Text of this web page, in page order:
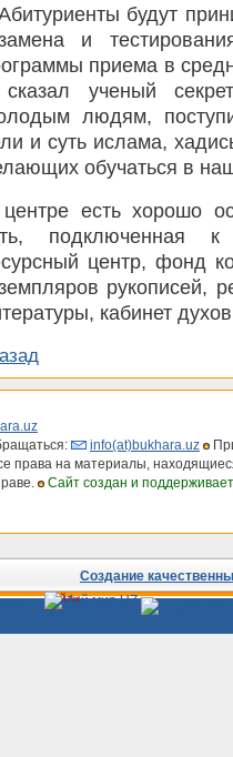
будут
и
приема в
ученый
людям,
и суть ислама,
обучаться в
есть хорошо
подключенная к
центр, фонд
рукописей,
кабинет
info(at)bukhara.uz
права на материалы,
Сайт создан и
Создание
Сайты
Узбекистана